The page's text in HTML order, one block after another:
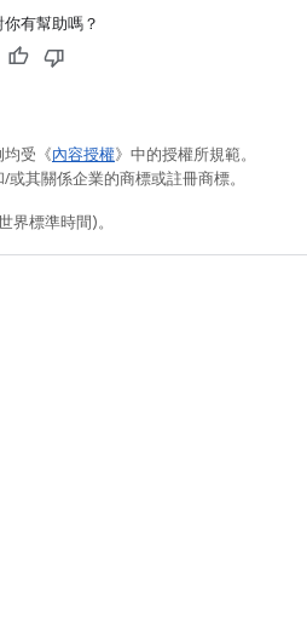
你有幫助嗎？
受《內容授權》中的授權所規範。
其關係企業的商標或註冊商標。
標準時間)。